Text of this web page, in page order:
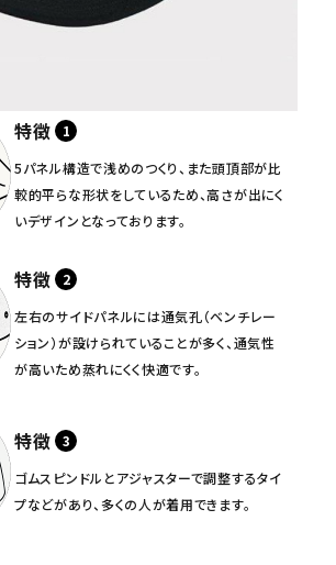
特徴
5パネル構造で浅めのつくり、また頭頂部が比
較的平らな形状をしているため、高さが出にく
いデザインとなっております。
特徴
左右のサイドパネルには通気孔（ベンチレー
ション）が設けられていることが多く、通気性
が高いため蒸れにくく快適です。
特徴
ゴムスピンドルとアジャスターで調整するタイ
プなどがあり、多くの人が着用できます。